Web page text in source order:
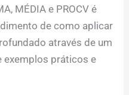
MÉDIA e PROCV é
de como aplicar
através de um
exemplos práticos e